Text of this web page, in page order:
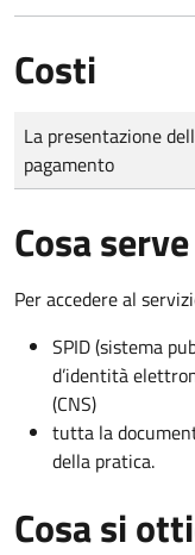
Costi
Tipo di pagamento
Importo
La presentazione
pagamento
Cosa serve
Per accedere al
SPID (sistema
d’identità
(CNS)
tutta la
della pratica.
Cosa si